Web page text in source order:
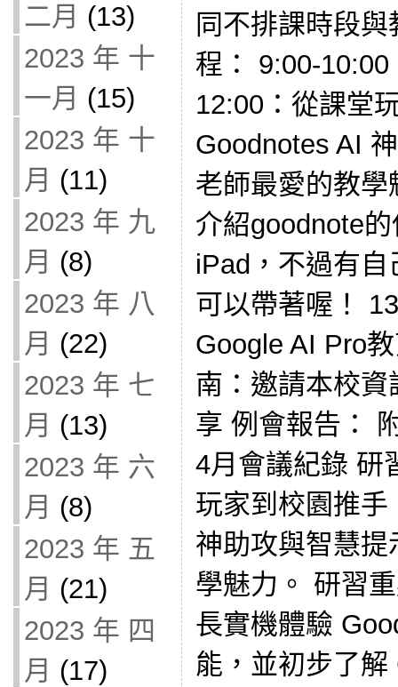
二月 (13)
2023 年 十
一月 (15)
2023 年 十
月 (11)
2023 年 九
月 (8)
2023 年 八
月 (22)
2023 年 七
月 (13)
2023 年 六
月 (8)
2023 年 五
月 (21)
2023 年 四
月 (17)
同不排課時段
程： 9:00-
12:00：從課堂
Goodnotes AI
老師最愛的教
介紹goodnote
iPad，不過有
可以帶著喔！
Google AI Pro
南：邀請本校
享 例會報告：
4月會議紀錄 研
玩家到校園推
神助攻與智慧
學魅力。 研習
長實機體驗
能，並初步了